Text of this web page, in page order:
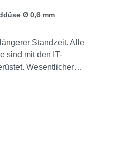
Ø 0,6 mm
Standzeit. Alle
sind mit den IT-
Wesentlicher
sind die
der extremen
Auch die gesamte
wurde überarbeitet. Das